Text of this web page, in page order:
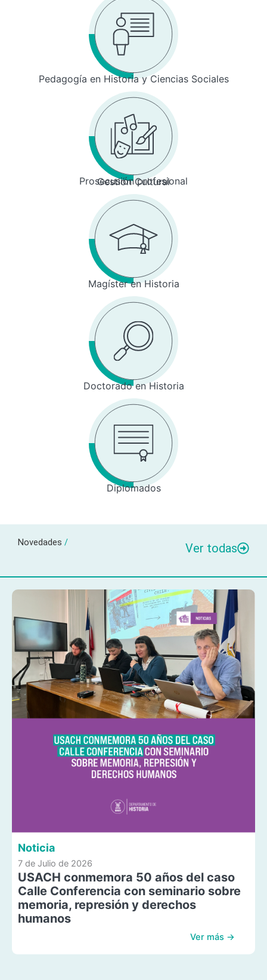
Pedagogía en Historia y Ciencias Sociales
Prosecusión profesional
Gestión Cultural
Magíster en Historia
Doctorado en Historia
Diplomados
Novedades / Ver todas
Noticia
7 de Julio de 2026
USACH conmemora 50 años del caso
Calle Conferencia con seminario sobre
memoria, represión y derechos
humanos
Ver más →